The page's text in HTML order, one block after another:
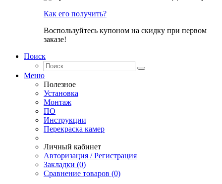
Как его получить?
Воспользуйтесь купоном на скидку при первом
заказе!
Поиск
Меню
Полезное
Установка
Монтаж
ПО
Инструкции
Перекраска камер
Личный кабинет
Авторизация / Регистрация
Закладки (0)
Сравнение товаров (0)